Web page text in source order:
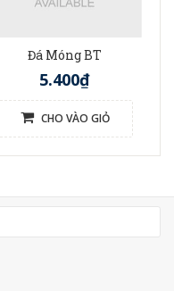
Đá Móng BT
5.400₫
CHO VÀO GIỎ